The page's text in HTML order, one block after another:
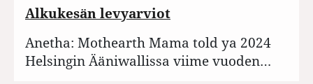
Alkukesän levyarviot
Anetha: Mothearth Mama told ya 2024
Helsingin Ääniwallissa viime vuoden…